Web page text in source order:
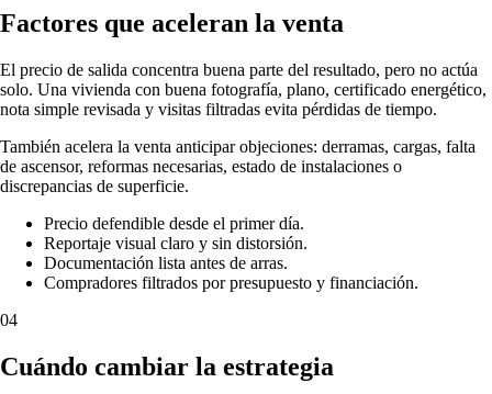
Factores que aceleran la venta
El precio de salida concentra buena parte del resultado, pero no actúa
solo. Una vivienda con buena fotografía, plano, certificado energético,
nota simple revisada y visitas filtradas evita pérdidas de tiempo.
También acelera la venta anticipar objeciones: derramas, cargas, falta
de ascensor, reformas necesarias, estado de instalaciones o
discrepancias de superficie.
Precio defendible desde el primer día.
Reportaje visual claro y sin distorsión.
Documentación lista antes de arras.
Compradores filtrados por presupuesto y financiación.
04
Cuándo cambiar la estrategia